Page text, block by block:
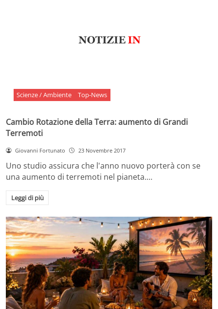
Scienze / Ambiente Top-News
Cambio Rotazione della Terra: aumento di Grandi
Terremoti
Giovanni Fortunato 23 Novembre 2017
Uno studio assicura che l'anno nuovo porterà con se
una aumento di terremoti nel pianeta.…
Leggi di più